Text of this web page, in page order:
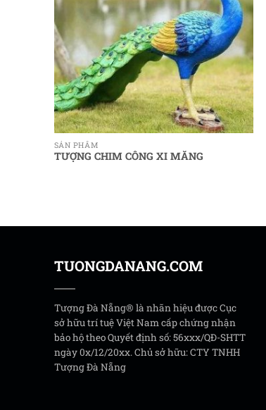
SẢN PHẨM
TƯỢNG CHIM CÔNG XI MĂNG
TUONGDANANG.COM
Tượng Đà Nẵng® là nhãn hiệu được Cục
sở hữu trí tuệ Việt Nam cấp chứng nhận
bảo hộ theo Quyết định số: 56xxx/QĐ-SHTT
ngày 0x/12/20xx. Chủ sở hữu: CTY TNHH
Tượng Đà Nẵng